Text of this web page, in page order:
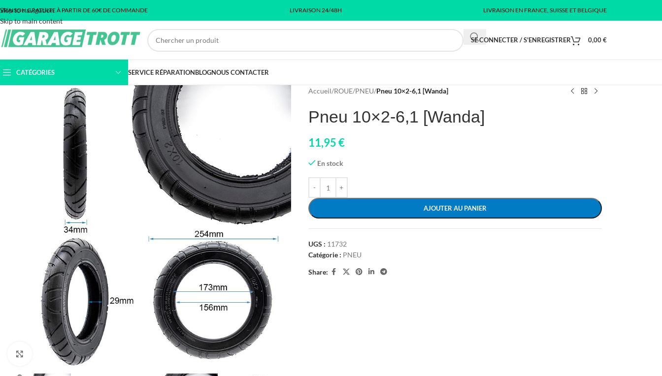
Skip to navigation
Skip to main content
GRATUITE À PARTIR DE 60€ DE COMMANDE LIVRAISON 24/48H LIVRAISON EN FRANCE, SUISSE ET BELGIQUE
SE CONNECTER / S'ENREGISTRER 0,00€
CATÉGORIES SERVICE RÉPARATIONBLOGNOUS CONTACTER
Click to enlarge
Accueil/ROUE/PNEU/Pneu 10×2-6,1 [Wanda]
Pneu 10×2-6,1 [Wanda]
11,95€
En stock
AJOUTER AU PANIER
UGS : 11732
Catégorie : PNEU
Share: